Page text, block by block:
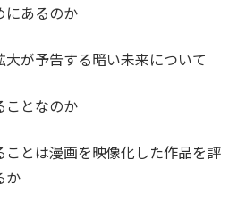
にあるのか
が予告する暗い未来について
ことなのか
ことは漫画を映像化した作品を評
か